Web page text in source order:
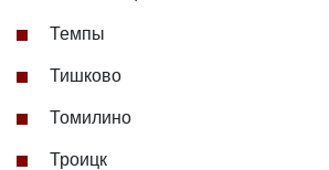
Темпы
Тишково
Томилино
Троицк